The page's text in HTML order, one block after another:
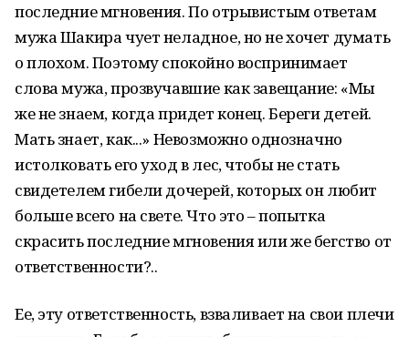
последние мгновения. По отрывистым ответам
мужа Шакира чует неладное, но не хочет думать
о плохом. Поэтому спокойно воспринимает
слова мужа, прозвучавшие как завещание: «Мы
же не знаем, когда придет конец. Береги детей.
Мать знает, как...» Невозможно однозначно
истолковать его уход в лес, чтобы не стать
свидетелем гибели дочерей, которых он любит
больше всего на свете. Что это – попытка
скрасить последние мгновения или же бегство от
ответственности?..
Ее, эту ответственность, взваливает на свои плечи